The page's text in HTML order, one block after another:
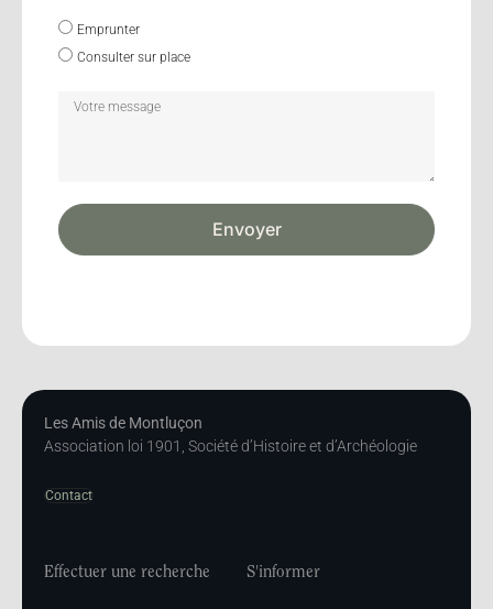
Emprunter
Consulter sur place
Envoyer
Les Amis de Montluçon
Association loi 1901, Société d’Histoire et d’Archéologie
Contact
Effectuer une recherche S'informer